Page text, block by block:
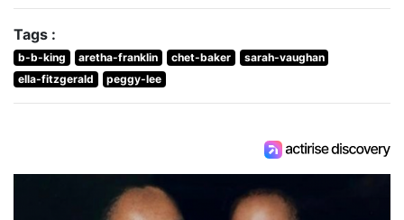
Tags :
b-b-king aretha-franklin chet-baker
sarah-vaughan
ella-fitzgerald
peggy-lee